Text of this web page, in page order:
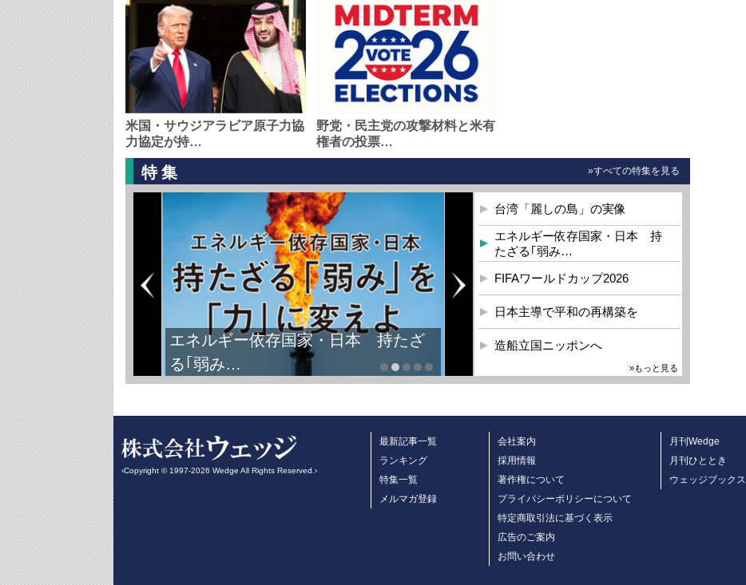
米国・サウジアラビア原子力協
力協定が持…
野党・民主党の攻撃材料と米有
権者の投票…
特集 »すべての特集を見る
エネルギー依存国家・日本 持たざ
る｢弱み…
台湾「麗しの島」の実像
エネルギー依存国家・日本 持
たざる｢弱み…
FIFAワールドカップ2026
日本主導で平和の再構築を
造船立国ニッポンへ
»もっと見る
‹Copyright © 1997-2026 Wedge All Rights Reserved.›
最新記事一覧
ランキング
特集一覧
メルマガ登録
会社案内
採用情報
著作権について
プライバシーポリシーについて
特定商取引法に基づく表示
広告のご案内
お問い合わせ
月刊Wedge
月刊ひととき
ウェッジブックス